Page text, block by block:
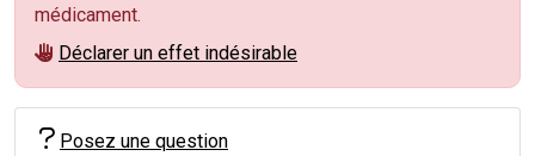
médicament.
Déclarer un effet indésirable
Posez une question